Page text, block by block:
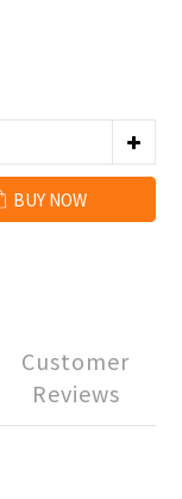
BUY NOW
Customer
Reviews